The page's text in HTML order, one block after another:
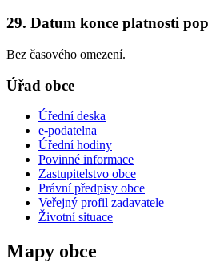
29. Datum konce platnosti
Bez časového omezení.
Úřad obce
Úřední deska
e-podatelna
Úřední hodiny
Povinné informace
Zastupitelstvo obce
Právní předpisy obce
Veřejný profil zadavatele
Životní situace
Mapy obce